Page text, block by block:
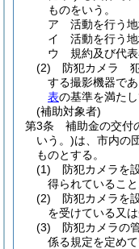
ものをいう。
ア
活動を行う
イ
活動を行う
ウ
規約及び代
(2)
防犯カメラ
する撮影機器で
表の基準を満た
(補助対象者)
第3条
補助金の交付
いう。)は、市内の
ものとする。
(1)
防犯カメラを
得られていること
(2)
防犯カメラを
を受けている又
(3)
防犯カメラの
係る規定を定めて